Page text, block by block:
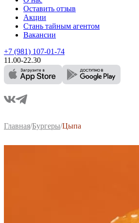
Оставить отзыв
Акции
Стань тайным агентом
Вакансии
+7 (981) 107-01-74
11.00-22.30
Главная/Бургеры/Цыпа